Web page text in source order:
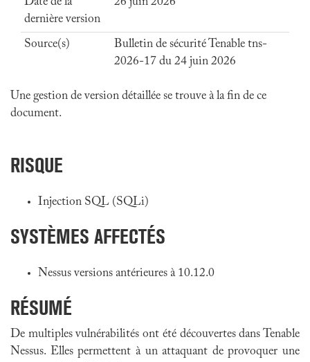
dernière version
Source(s)
Bulletin de sécurité Tenable tns-
2026-17 du 24 juin 2026
Une gestion de version détaillée se trouve à la fin de ce
document.
RISQUE
Injection SQL (SQLi)
SYSTÈMES AFFECTÉS
Nessus versions antérieures à 10.12.0
RÉSUMÉ
De multiples vulnérabilités ont été découvertes dans Tenable
Nessus. Elles permettent à un attaquant de provoquer une